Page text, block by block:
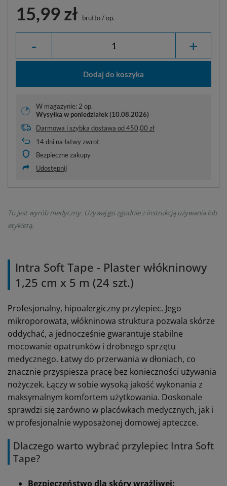
15,99 zł brutto/op.
- +
Dodaj do koszyka
W magazynie: 2 op.
Wysyłka w poniedziałek (10.08.2026)
Darmowa i szybka dostawa od450,00 zł
14dni na łatwy zwrot
Bezpieczne zakupy
Udostępnij
To jest wyrób medyczny. Używaj go zgodnie z instrukcją używania lub
etykietą.
Intra Soft Tape - Plaster włókninowy
1,25 cm x 5 m (24 szt.)
Profesjonalny, hipoalergiczny przylepiec. Jego
mikroporowata, włókninowa struktura pozwala skórze
oddychać, a jednocześnie gwarantuje stabilne
mocowanie opatrunków i drobnego sprzętu
medycznego. Łatwy do przerwania w dłoniach, co
znacznie przyspiesza pracę bez konieczności używania
nożyczek. Łączy w sobie wysoką jakość wykonania z
maksymalnym komfortem użytkowania. Doskonale
sprawdzi się zarówno w placówkach medycznych, jak i
w profesjonalnie wyposażonej domowej apteczce.
Dlaczego warto wybrać przylepiec Intra Soft
Tape?
Bezpieczeństwo dla skóry wrażliwej: